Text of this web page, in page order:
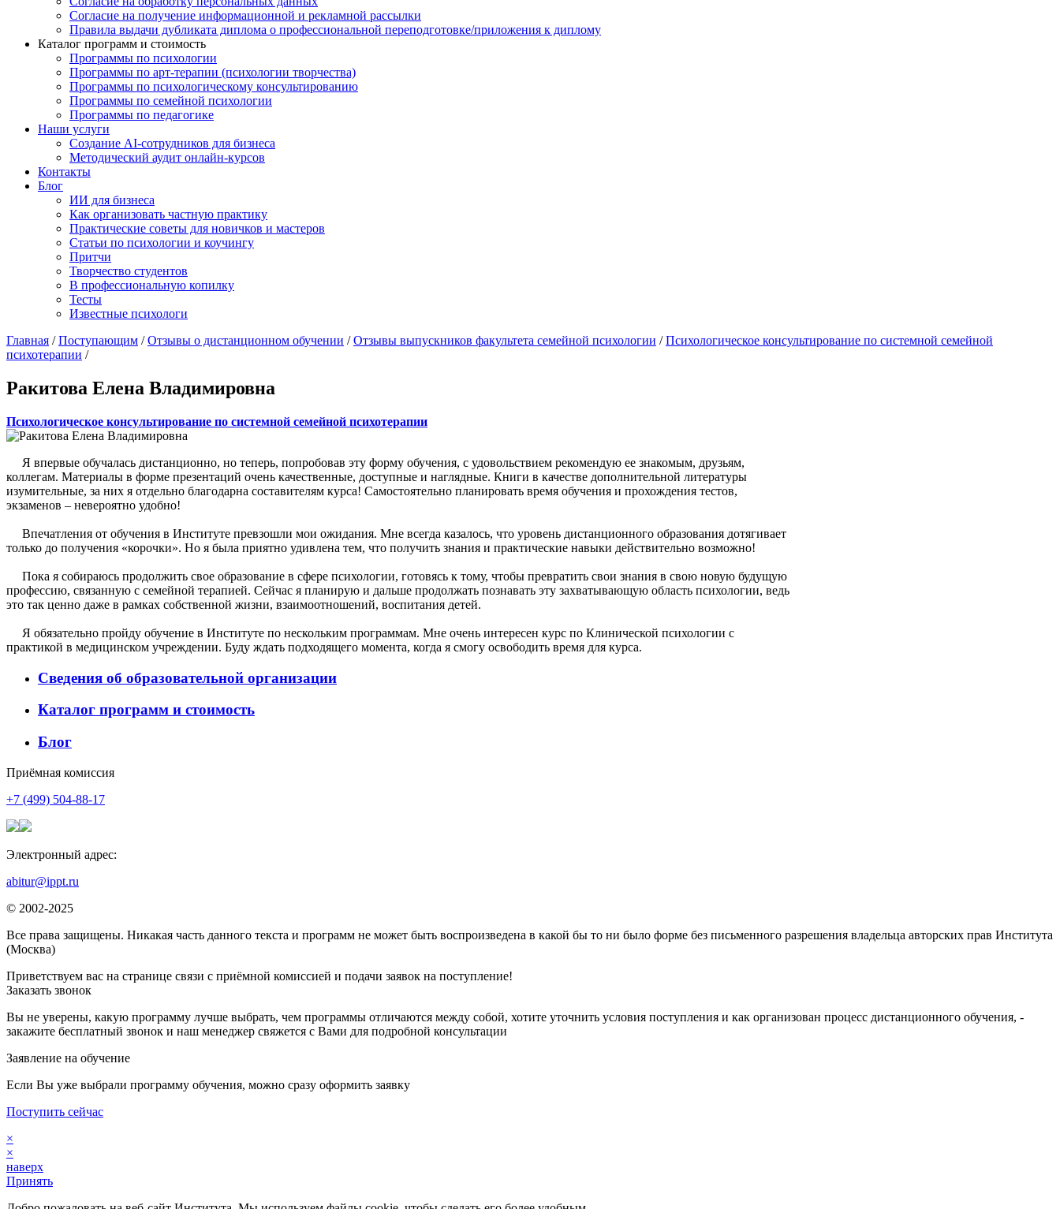
Согласие на получение информационной и рекламной рассылки
Правила выдачи дубликата диплома о профессиональной переподготовке/приложения к диплому
Каталог программ и стоимость
Программы по психологии
Программы по арт-терапии (психологии творчества)
Программы по психологическому консультированию
Программы по семейной психологии
Программы по педагогике
Наши услуги
Создание AI-сотрудников для бизнеса
Методический аудит онлайн-курсов
Контакты
Блог
ИИ для бизнеса
Как организовать частную практику
Практические советы для новичков и мастеров
Статьи по психологии и коучингу
Притчи
Творчество студентов
В профессиональную копилку
Тесты
Известные психологи
Главная /Поступающим /Отзывы о дистанционном обучении /Отзывы выпускников факультета семейной психологии /Психологическое консультирование по системной семейной
психотерапии /
Ракитова Елена Владимировна
Психологическое консультирование по системной семейной психотерапии
Я впервые обучалась дистанционно, но теперь, попробовав эту форму обучения, с удовольствием рекомендую ее знакомым, друзьям,
коллегам. Материалы в форме презентаций очень качественные, доступные и наглядные. Книги в качестве дополнительной литературы
изумительные, за них я отдельно благодарна составителям курса! Самостоятельно планировать время обучения и прохождения тестов,
экзаменов – невероятно удобно!
Впечатления от обучения в Институте превзошли мои ожидания. Мне всегда казалось, что уровень дистанционного образования дотягивает
только до получения «корочки». Но я была приятно удивлена тем, что получить знания и практические навыки действительно возможно!
Пока я собираюсь продолжить свое образование в сфере психологии, готовясь к тому, чтобы превратить свои знания в свою новую будущую
профессию, связанную с семейной терапией. Сейчас я планирую и дальше продолжать познавать эту захватывающую область психологии, ведь
это так ценно даже в рамках собственной жизни, взаимоотношений, воспитания детей.
Я обязательно пройду обучение в Институте по нескольким программам. Мне очень интересен курс по Клинической психологии с
практикой в медицинском учреждении. Буду ждать подходящего момента, когда я смогу освободить время для курса.
Сведения об образовательной организации
Каталог программ и стоимость
Блог
Приёмная комиссия
+7 (499) 504-88-17
Электронный адрес:
abitur@ippt.ru
© 2002-2025
Все права защищены. Никакая часть данного текста и программ не может быть воспроизведена в какой бы то ни было форме без письменного разрешения владельца авторских прав Института
(Москва)
Приветствуем вас на странице связи с приёмной комиссией и подачи заявок на поступление!
Заказать звонок
Вы не уверены, какую программу лучше выбрать, чем программы отличаются между собой, хотите уточнить условия поступления и как организован процесс дистанционного обучения, -
закажите бесплатный звонок и наш менеджер свяжется с Вами для подробной консультации
Заявление на обучение
Если Вы уже выбрали программу обучения, можно сразу оформить заявку
Поступить сейчас
×
×
наверх
Принять